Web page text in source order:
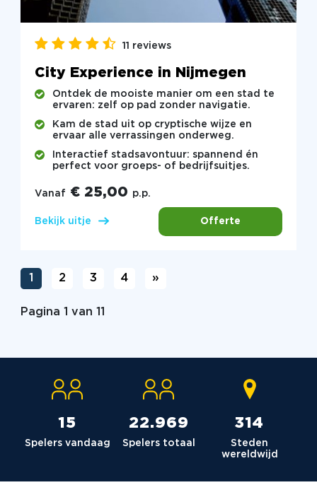
11 reviews
City Experience in Nijmegen
Ontdek de mooiste manier om een stad te
ervaren: zelf op pad zonder navigatie.
Kam de stad uit op cryptische wijze en
ervaar alle verrassingen onderweg.
Interactief stadsavontuur: spannend én
perfect voor groeps- of bedrijfsuitjes.
Vanaf € 25,00 p.p.
Bekijk uitje Offerte
1 2 3 4 »
Pagina 1 van 11
15
Spelers vandaag
23.036
Spelers totaal
315
Steden
wereldwijd